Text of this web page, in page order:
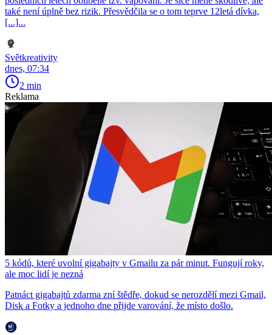
také není úplně bez rizik. Přesvědčila se o tom teprve 12letá dívka,
[...]...
Světkreativity
dnes, 07:34
2 min
Reklama
5 kódů, které uvolní gigabajty v Gmailu za pár minut. Fungují roky,
ale moc lidí je nezná
Patnáct gigabajtů zdarma zní štědře, dokud se nerozdělí mezi Gmail,
Disk a Fotky a jednoho dne přijde varování, že místo došlo.